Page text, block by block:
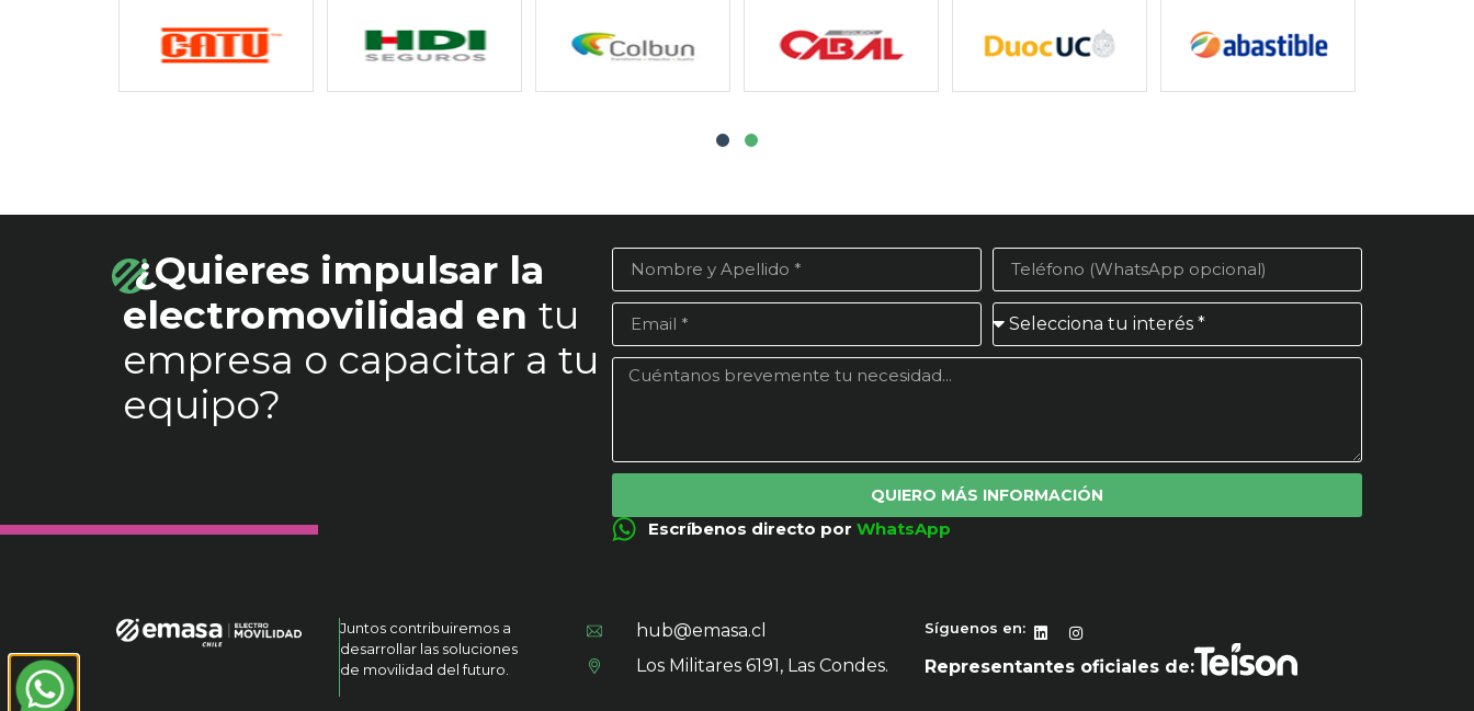
¿Quieres impulsar la
electromovilidad entu
empresa o capacitar a tu
equipo?
QUIERO MÁS INFORMACIÓN
Escríbenos directo por WhatsApp
Juntos contribuiremos a
desarrollar las soluciones
de movilidad del futuro.
hub@emasa.cl
Los Militares 6191, Las Condes.
Síguenos en:
Representantes oficiales de: